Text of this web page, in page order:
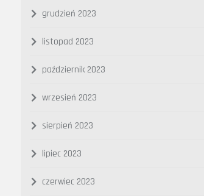
grudzień 2023
listopad 2023
październik 2023
wrzesień 2023
sierpień 2023
lipiec 2023
czerwiec 2023